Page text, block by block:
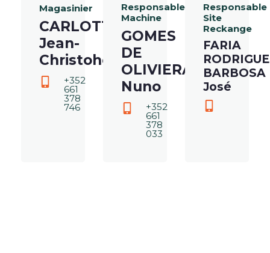
Magasinier
CARLOTTI
Jean-
Christohe
+352
661
378
746
Responsable
Machine
GOMES
DE
OLIVIERA
Nuno
+352
661
378
033
Responsable
Site
Reckange
FARIA
BARBOSA
José